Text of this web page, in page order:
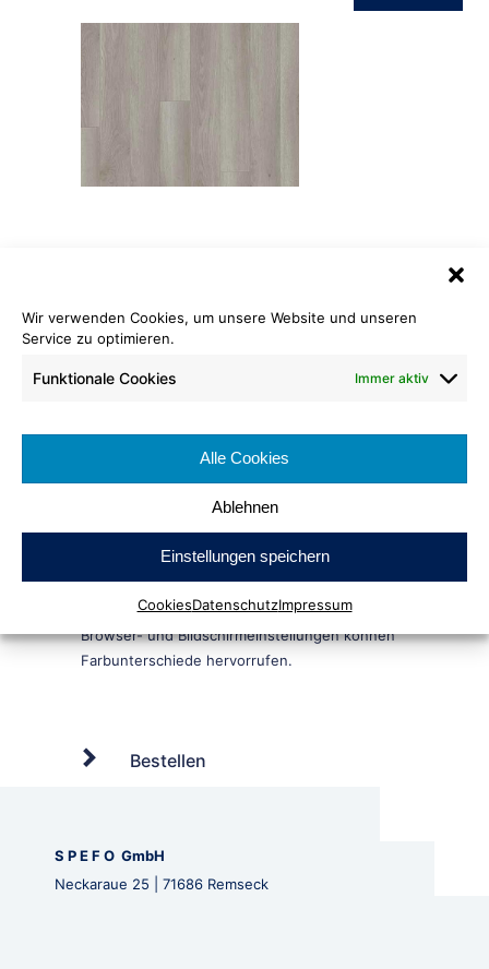
Wir verwenden Cookies, um unsere Website und unseren
Service zu optimieren.
Funktionale Cookies Immer aktiv
Alle Cookies
Ablehnen
Einstellungen speichern
CookiesDatenschutzImpressum
Rollenlänge: 120,00 cm
Warenbreite: 20,00 cm
Nutzungsklasse:
Bestellen
S P E F O GmbH
Neckaraue 25 | 71686 Remseck